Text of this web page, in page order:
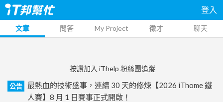
登入
文章 問答 My Project 徵才 聊天
按讚加入 iThelp 粉絲團追蹤
公告
最熱血的技術盛事，連續 30 天的修煉【2026 iThome 鐵
人賽】8 月 1 日賽事正式開啟！